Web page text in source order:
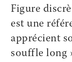
Figure
est une
apprécient
souffle long